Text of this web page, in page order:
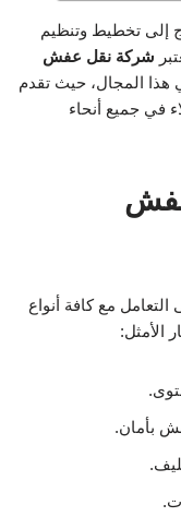
إلى تخطيط وتنظيم
شركة نقل عفش
هذا المجال، حيث تقدم
في جميع أنحاء
عفش
مع كافة أنواع
الأمثل:
بأمان.